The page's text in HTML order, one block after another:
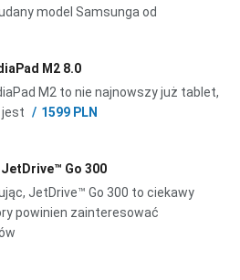
model Samsunga od
M2 8.0
M2 to nie najnowszy już tablet,
jest
1599 PLN
Go 300
JetDrive™ Go 300 to ciekawy
powinien zainteresować